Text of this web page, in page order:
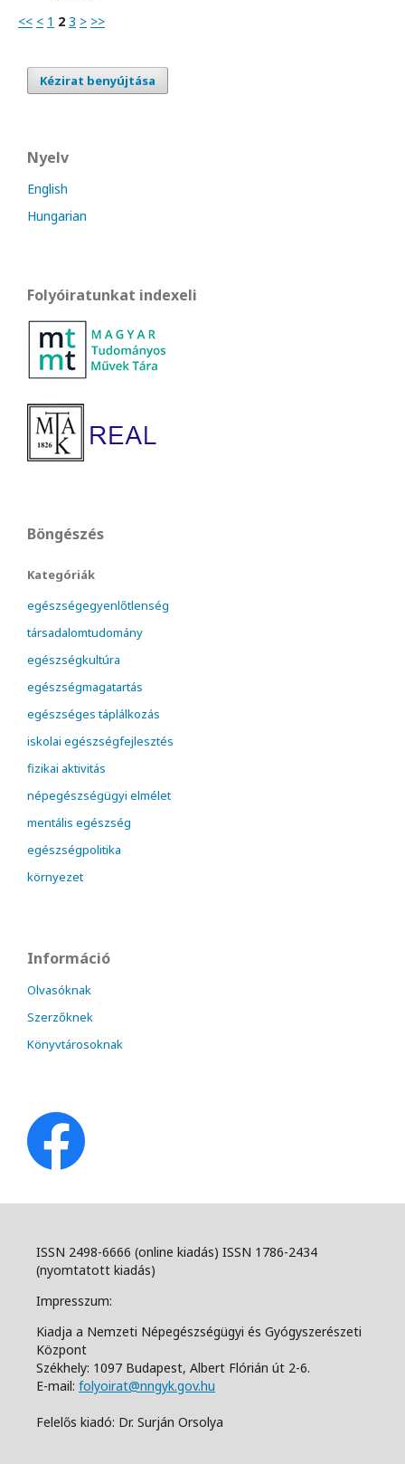
<< < 1 2 3 > >>
Kézirat benyújtása
Nyelv
English
Hungarian
Folyóiratunkat indexeli
Böngészés
Kategóriák
egészségegyenlőtlenség
társadalomtudomány
egészségkultúra
egészségmagatartás
egészséges táplálkozás
iskolai egészségfejlesztés
fizikai aktivitás
népegészségügyi elmélet
mentális egészség
egészségpolitika
környezet
Információ
Olvasóknak
Szerzőknek
Könyvtárosoknak
ISSN 2498-6666 (online kiadás) ISSN 1786-2434
(nyomtatott kiadás)
Impresszum:
Kiadja a Nemzeti Népegészségügyi és Gyógyszerészeti
Központ
Székhely: 1097 Budapest, Albert Flórián út 2-6.
E-mail: folyoirat@nngyk.gov.hu
Felelős kiadó: Dr. Surján Orsolya